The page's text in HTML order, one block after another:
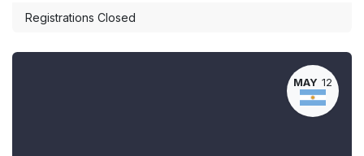
Registrations Closed
MAY 12